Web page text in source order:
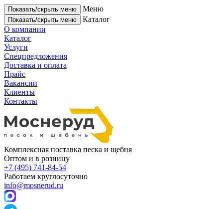
Показать/скрыть меню Меню
Показать/скрыть меню
Каталог
О компании
Каталог
Услуги
Спецпредложения
Доставка и оплата
Прайс
Вакансии
Клиенты
Контакты
Комплексная поставка песка и щебня
Оптом и в розницу
+7 (495) 741-84-54
Работаем круглосуточно
info@mosnerud.ru